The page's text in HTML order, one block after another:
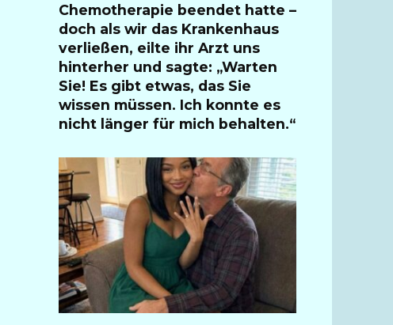
Chemotherapie beendet hatte –
doch als wir das Krankenhaus
verließen, eilte ihr Arzt uns
hinterher und sagte: „Warten
Sie! Es gibt etwas, das Sie
wissen müssen. Ich konnte es
nicht länger für mich behalten.“